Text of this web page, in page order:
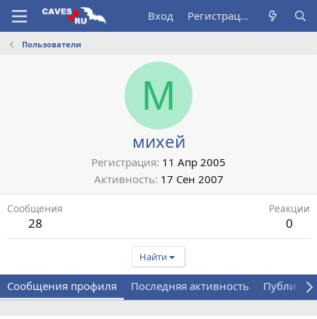
Вход Регистрация
Пользователи
М
михей
Регистрация 11 Апр 2005
Активность 17 Сен 2007
Сообщения
28
Реакции
0
Найти
Сообщения профиля Последняя активность